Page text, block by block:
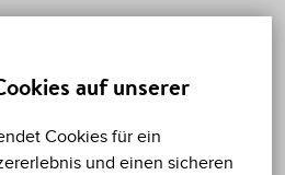
auf unserer
Cookies für ein
und einen sicheren
HÉVÍZ
KARTE
+ 1 KIND